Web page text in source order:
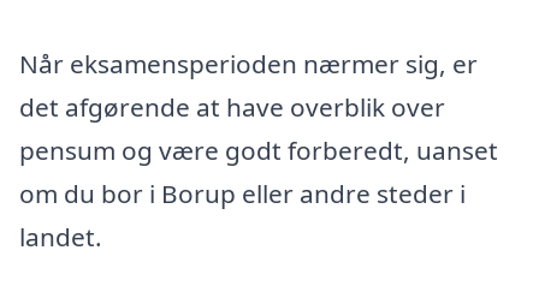
Når eksamensperioden nærmer sig, er
det afgørende at have overblik over
pensum og være godt forberedt, uanset
om du bor i Borup eller andre steder i
landet.